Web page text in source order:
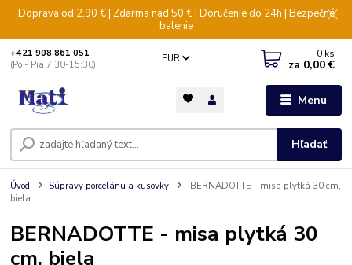
Doprava od 2,90 € | Zdarma nad 50 € | Doručenie do 24h | Bezpečné
balenie
Menu
EUR
Hľadať
+421 908 861 051
(Po - Pia 7:30-15:30)
0 ks
za 0,00 €
Úvod Súpravy porcelánu a kusovky
BERNADOTTE - misa plytká 30 cm,
biela
BERNADOTTE - misa plytká 30
cm, biela